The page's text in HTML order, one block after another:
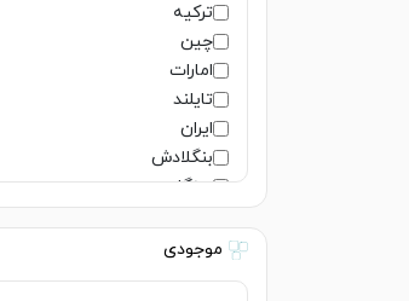
ترکیه
چین
امارات
تایلند
ایران
بنگلادش
سنگاپور
هند
موجودی